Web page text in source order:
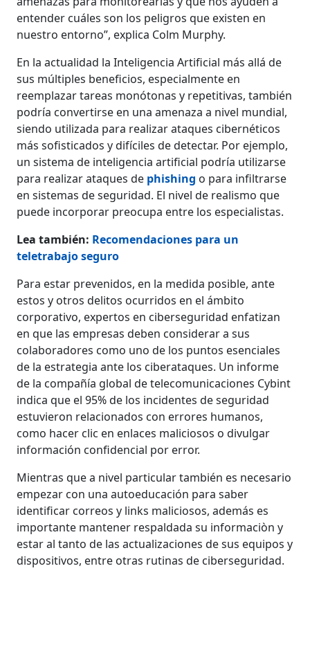
entender cuáles son los peligros que existen en
nuestro entorno”, explica Colm Murphy.
En la actualidad la Inteligencia Artificial más allá de
sus múltiples beneficios, especialmente en
reemplazar tareas monótonas y repetitivas, también
podría convertirse en una amenaza a nivel mundial,
siendo utilizada para realizar ataques cibernéticos
más sofisticados y difíciles de detectar. Por ejemplo,
un sistema de inteligencia artificial podría utilizarse
para realizar ataques de phishing o para infiltrarse
en sistemas de seguridad. El nivel de realismo que
puede incorporar preocupa entre los especialistas.
Lea también: Recomendaciones para un
teletrabajo seguro
Para estar prevenidos, en la medida posible, ante
estos y otros delitos ocurridos en el ámbito
corporativo, expertos en ciberseguridad enfatizan
en que las empresas deben considerar a sus
colaboradores como uno de los puntos esenciales
de la estrategia ante los ciberataques. Un informe
de la compañía global de telecomunicaciones Cybint
indica que el 95% de los incidentes de seguridad
estuvieron relacionados con errores humanos,
como hacer clic en enlaces maliciosos o divulgar
información confidencial por error.
Mientras que a nivel particular también es necesario
empezar con una autoeducación para saber
identificar correos y links maliciosos, además es
importante mantener respaldada su informaciòn y
estar al tanto de las actualizaciones de sus equipos y
dispositivos, entre otras rutinas de ciberseguridad.